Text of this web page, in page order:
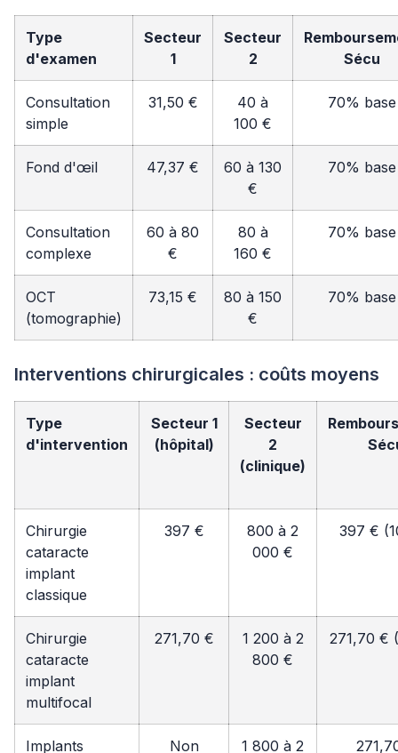
Type
d'examen
Secteur
1
Secteur
2
Sécu
Consultation
simple
31,50 €
40 à
100 €
70% base
Fond d'œil 47,37 €
60 à 130
€
70% base
Consultation
complexe
60 à 80
€
80 à
160 €
70% base
OCT
(tomographie)
73,15 €
80 à 150
€
70% base
Interventions chirurgicales : coûts moyens
Type
d'intervention
Secteur 1
(hôpital)
Secteur
2
(clinique)
Chirurgie
cataracte
implant
classique
397 €
800 à 2
000 €
397 €
Chirurgie
cataracte
implant
multifocal
271,70 €
1 200 à 2
800 €
271,70 €
Implants Non 1 800 à 2